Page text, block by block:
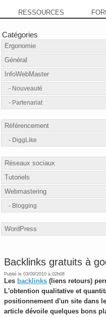
RESSOURCES
Catégories
Ergonomie
Général
InfoWebMaster
Nouveauté
Partenariat
Référencement
DiggLike
Réseaux sociaux
Tutoriels
Webmastering
Blogging
WordPress
Backlinks gratuits à
Publié le 03/09/2010 à 02h08
Les backlinks (liens retours)
L'obtention qualitative et
positionnement d'un site dans
article dévoile quelques bons